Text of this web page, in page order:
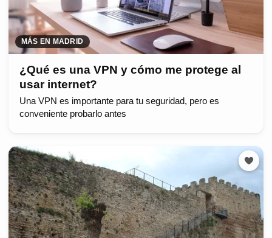
MÁS EN MADRID
¿Qué es una VPN y cómo me protege al
usar internet?
Una VPN es importante para tu seguridad, pero es
conveniente probarlo antes